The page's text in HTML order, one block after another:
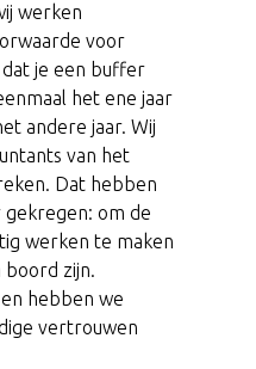
werken
voor
je een buffer
het ene jaar
andere jaar. Wij
van het
Dat hebben
om de
werken te maken
boord zijn.
hebben we
vertrouwen